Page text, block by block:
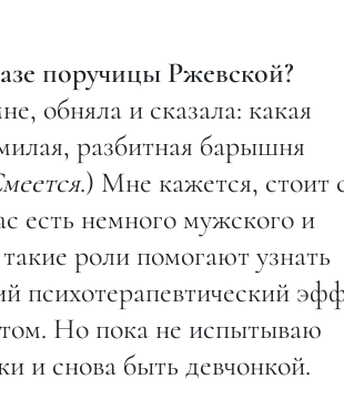
поручицы Ржевской?
обняла и сказала: какая
разбитная барышня
.) Мне кажется, стоит
есть немного мужского и
роли помогают узнать
психотерапевтический
Но пока не испытываю
и снова быть девчонкой.